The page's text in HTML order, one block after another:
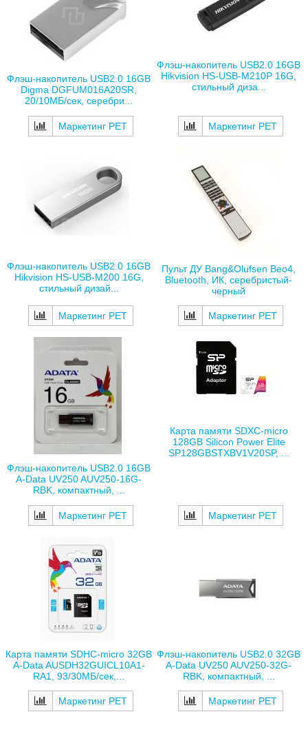
Флэш-накопитель USB2.0 16GB
Digma DGFUM016A20SR,
20/10МБ/сек, серебри...
Маркетинг РЕТ
Флэш-накопитель USB2.0 16GB
Hikvision HS-USB-M210P 16G,
стильный диза...
Маркетинг РЕТ
Флэш-накопитель USB2.0 16GB
Hikvision HS-USB-M200 16G,
стильный дизай...
Маркетинг РЕТ
Пульт ДУ Bang&Olufsen Beo4,
Bluetooth, ИК, серебристый-
черный
Маркетинг РЕТ
Флэш-накопитель USB2.0 16GB
A-Data UV250 AUV250-16G-
RBK, компактный, ...
Маркетинг РЕТ
Карта памяти SDXC-micro
128GB Silicon Power Elite
SP128GBSTXBV1V20SP, ...
Маркетинг РЕТ
Карта памяти SDHC-micro 32GB
A-Data AUSDH32GUICL10A1-
RA1, 93/30МБ/сек,...
Маркетинг РЕТ
Флэш-накопитель USB2.0 32GB
A-Data UV250 AUV250-32G-
RBK, компактный, ...
Маркетинг РЕТ